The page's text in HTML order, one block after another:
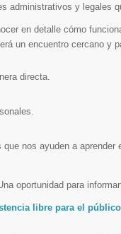
administrativos y legales
en detalle cómo
un encuentro cercano y
directa.
que nos ayuden a aprender
oportunidad para
libre para el